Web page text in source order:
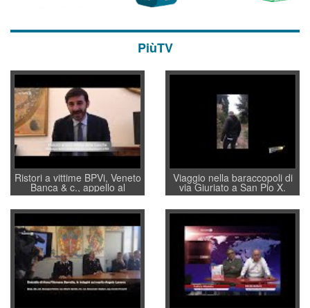
PiùTV
Ristori a vittime BPVi, Veneto
Banca & c., appello al
sottosegretario Alessio
Villarosa: per mettere ordine
convochi con Di Maio CNCU
a supporto della cabina di
regia al Mef
Viaggio nella baraccopoli di
via Giuriato a San Pio X.
Vicenza ai Vicentini: “faremo
un regalo di Natale ai
residenti”